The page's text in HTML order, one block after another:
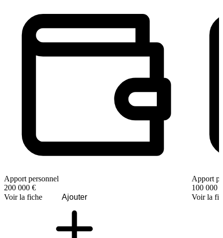
Apport personnel
200 000 €
Voir la fiche
Ajouter
Apport
100 000 €
Voir la